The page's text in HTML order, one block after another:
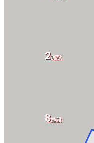
8施設
2施設